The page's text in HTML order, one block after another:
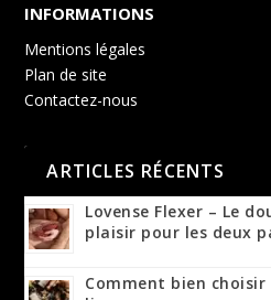
INFORMATIONS
Mentions légales
Plan de site
Contactez-nous
ARTICLES RÉCENTS
Lovense Flexer – Le
plaisir pour les deux
Comment bien